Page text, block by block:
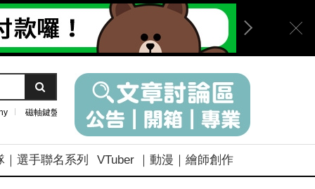
磁軸鍵盤
｜選手聯名系列 VTuber ｜動漫｜繪師創作